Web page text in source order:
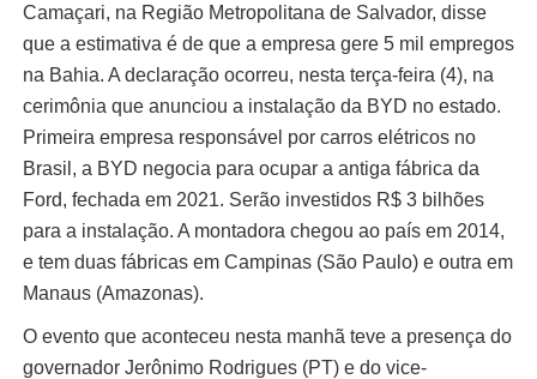
Camaçari, na Região Metropolitana de Salvador, disse
que a estimativa é de que a empresa gere 5 mil empregos
na Bahia. A declaração ocorreu, nesta terça-feira (4), na
cerimônia que anunciou a instalação da BYD no estado.
Primeira empresa responsável por carros elétricos no
Brasil, a BYD negocia para ocupar a antiga fábrica da
Ford, fechada em 2021. Serão investidos R$ 3 bilhões
para a instalação. A montadora chegou ao país em 2014,
e tem duas fábricas em Campinas (São Paulo) e outra em
Manaus (Amazonas).
O evento que aconteceu nesta manhã teve a presença do
governador Jerônimo Rodrigues (PT) e do vice-